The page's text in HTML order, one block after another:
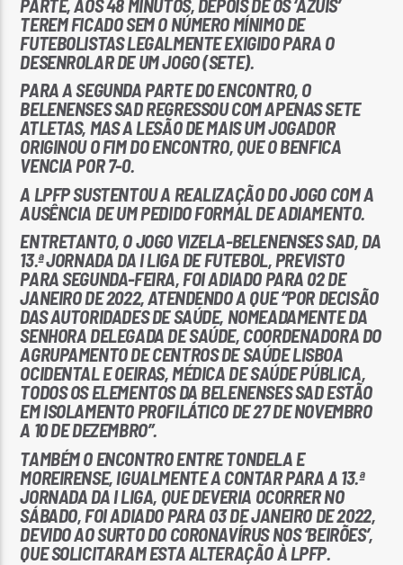
PARTE, AOS 48 MINUTOS, DEPOIS DE OS ‘AZUIS’
TEREM FICADO SEM O NÚMERO MÍNIMO DE
FUTEBOLISTAS LEGALMENTE EXIGIDO PARA O
DESENROLAR DE UM JOGO (SETE).
PARA A SEGUNDA PARTE DO ENCONTRO, O
BELENENSES SAD REGRESSOU COM APENAS SETE
ATLETAS, MAS A LESÃO DE MAIS UM JOGADOR
ORIGINOU O FIM DO ENCONTRO, QUE O BENFICA
VENCIA POR 7-0.
A LPFP SUSTENTOU A REALIZAÇÃO DO JOGO COM A
AUSÊNCIA DE UM PEDIDO FORMAL DE ADIAMENTO.
ENTRETANTO, O JOGO VIZELA-BELENENSES SAD, DA
13.ª JORNADA DA I LIGA DE FUTEBOL, PREVISTO
PARA SEGUNDA-FEIRA, FOI ADIADO PARA 02 DE
JANEIRO DE 2022, ATENDENDO A QUE “POR DECISÃO
DAS AUTORIDADES DE SAÚDE, NOMEADAMENTE DA
SENHORA DELEGADA DE SAÚDE, COORDENADORA DO
AGRUPAMENTO DE CENTROS DE SAÚDE LISBOA
OCIDENTAL E OEIRAS, MÉDICA DE SAÚDE PÚBLICA,
TODOS OS ELEMENTOS DA BELENENSES SAD ESTÃO
EM ISOLAMENTO PROFILÁTICO DE 27 DE NOVEMBRO
A 10 DE DEZEMBRO”.
TAMBÉM O ENCONTRO ENTRE TONDELA E
MOREIRENSE, IGUALMENTE A CONTAR PARA A 13.ª
JORNADA DA I LIGA, QUE DEVERIA OCORRER NO
SÁBADO, FOI ADIADO PARA 03 DE JANEIRO DE 2022,
DEVIDO AO SURTO DO CORONAVÍRUS NOS ‘BEIRÕES’,
QUE SOLICITARAM ESTA ALTERAÇÃO À LPFP.